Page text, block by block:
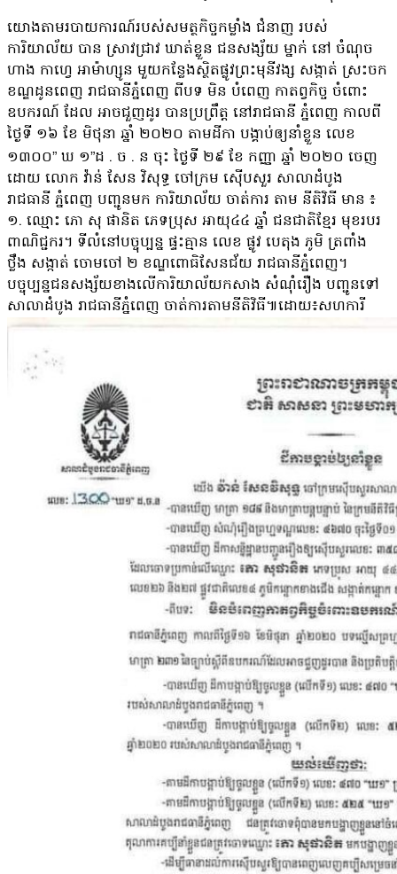
​យោងតាម​របាយការណ៍​របស់​សមត្ថកិច្ច​កម្លាំង ជំនាញ របស់
ការិយាល័យ បាន ស្រាវជ្រាវ ឃាត់ខ្លួន ជនសង្ស័យ ម្នាក់ នៅ ចំណុច
ហាង កាហ្វេ អាម៉ាហ្សូន មួយកន្លែងស្ថិតផ្លូវព្រះមុនីវង្ស សង្កាត់ ស្រះចក
ខណ្ឌដូនពេញ រាជធានី​ភ្នំពេញ ពីបទ មិន បំពេញ កាតព្វកិច្ច ចំពោះ
ឧបករណ៍ ដែល អាចជួញដូរ បានប្រព្រឹត្ត នៅរាជធានី ភ្នំពេញ កាលពី
ថ្ងៃទី ១៦ ខែ មិថុនា ឆ្នាំ ២០២០ តាមដីកា បង្គាប់ឲ្យនាំខ្លួន លេខ
១៣០០” ឃ ១”​ដ . ច . ន ចុះ ថ្ងៃទី ២៩ ខែ កញ្ញា ឆ្នាំ ២០២០ ចេញ
ដោយ លោក វ៉ាន់ សែន វិសុទ្ធ ចៅក្រម ស៊ើបសួរ សាលាដំបូង
រាជធានី ភ្នំពេញ បញ្ជូនមក ការិយាល័យ ចាត់ការ តាម នីតិវិធី មាន ៖
១. ឈ្មោះ ភោ សុ ផានិត ភេទ​ប្រុស អាយុ​៤៤ ឆ្នាំ ជនជាតិខ្មែរ មុខរបរ​
ពាណិជ្ជករ​។ ទីលំនៅ​បច្ចុប្បន្ន ផ្ទះ​គ្មាន លេខ ផ្លូវ បេតុង ភូមិ ត្រពាំង
ថ្លឹង សង្កាត់ ចោមចៅ ២ ខណ្ឌ​ពោធិ​សែន​ជ័យ រាជធានី​ភ្នំពេញ​។
បច្ចុប្បន្ន​ជនសង្ស័យ​ខាងលើ​ការិយាល័យ​កសាង សំណុំរឿង បញ្ជូនទៅ
សាលាដំបូង រាជធានី​ភ្នំពេញ ចាត់ការ​តាម​នីតិវិធី​៕ដោយ៖សហការី